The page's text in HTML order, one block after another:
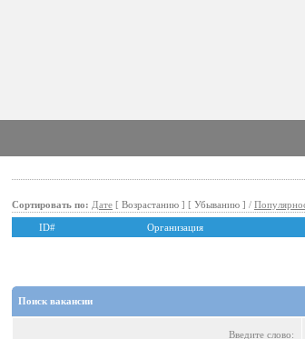
Сортировать по: Дате [ Возрастанию ] [ Убыванию ] /
ID# Организация
Поиск вакансии
Введите слово: